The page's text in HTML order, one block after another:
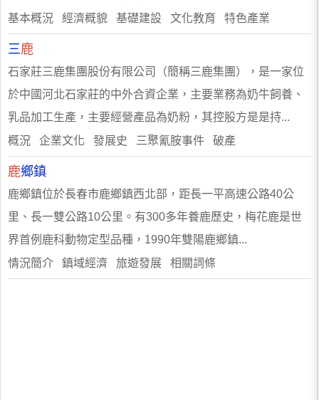
基本概況 經濟概貌 基礎建設 文化教育 特色產業
三鹿
石家莊三鹿集團股份有限公司（簡稱三鹿集團），是一家位
於中國河北石家莊的中外合資企業，主要業務為奶牛飼養、
乳品加工生產，主要經營產品為奶粉，其控股方是是持...
概況 企業文化 發展史 三聚氰胺事件 破產
鹿鄉鎮
鹿鄉鎮位於長春市鹿鄉鎮西北部，距長一平高速公路40公
里、長一雙公路10公里。有300多年養鹿歷史，梅花鹿是世
界首例鹿科動物定型品種，1990年雙陽鹿鄉鎮...
情況簡介 鎮域經濟 旅遊發展 相關詞條